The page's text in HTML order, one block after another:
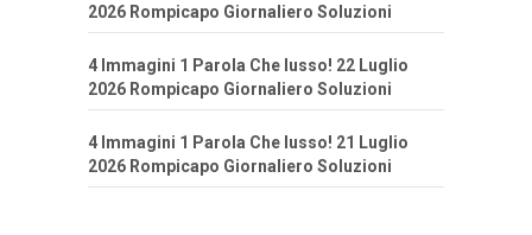
2026 Rompicapo Giornaliero Soluzioni
4 Immagini 1 Parola Che lusso! 22 Luglio
2026 Rompicapo Giornaliero Soluzioni
4 Immagini 1 Parola Che lusso! 21 Luglio
2026 Rompicapo Giornaliero Soluzioni